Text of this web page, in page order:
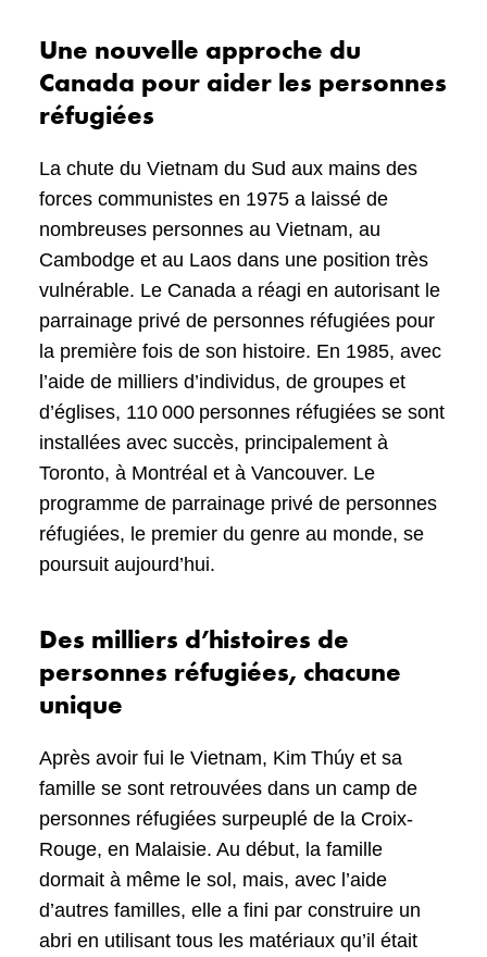
Une nouvelle approche du
Canada pour aider les personnes
réfugiées
La chute du Vietnam du Sud aux mains des
forces communistes en 1975 a laissé de
nombreuses personnes au Vietnam, au
Cambodge et au Laos dans une position très
vulnérable. Le Canada a réagi en autorisant le
parrainage privé de personnes réfugiées pour
la première fois de son histoire. En 1985, avec
l’aide de milliers d’individus, de groupes et
d’églises, 110 000 personnes réfugiées se sont
installées avec succès, principalement à
Toronto, à Montréal et à Vancouver. Le
programme de parrainage privé de personnes
réfugiées, le premier du genre au monde, se
poursuit aujourd’hui.
Des milliers d’histoires de
personnes réfugiées, chacune
unique
Après avoir fui le Vietnam, Kim Thúy et sa
famille se sont retrouvées dans un camp de
personnes réfugiées surpeuplé de la Croix-
Rouge, en Malaisie. Au début, la famille
dormait à même le sol, mais, avec l’aide
d’autres familles, elle a fini par construire un
abri en utilisant tous les matériaux qu’il était